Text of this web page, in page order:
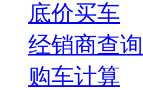
底价买车
经销商查询
购车计算